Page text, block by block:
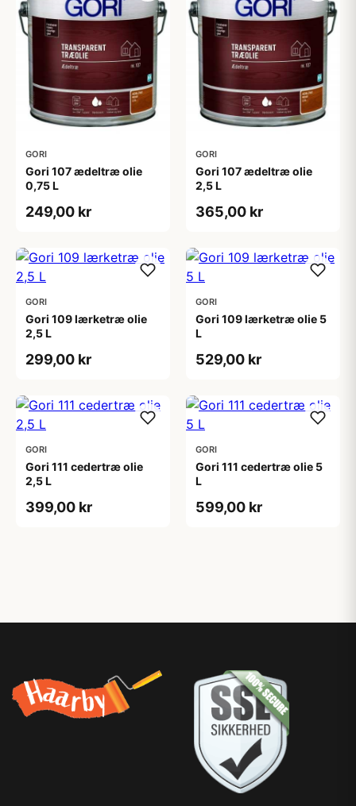
GORI
Gori 107 ædeltræ olie
0,75 L
249,00 kr
GORI
Gori 107 ædeltræ olie
2,5 L
365,00 kr
GORI
Gori 109 lærketræ olie
2,5 L
299,00 kr
GORI
Gori 109 lærketræ olie 5
L
529,00 kr
GORI
Gori 111 cedertræ olie
2,5 L
399,00 kr
GORI
Gori 111 cedertræ olie 5
L
599,00 kr